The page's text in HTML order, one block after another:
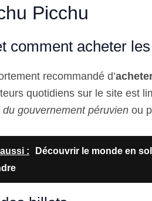
Picchu
comment acheter
recommandé d’
quotidiens sur le site est
du gouvernement péruvien ou
:
Découvrir le monde en